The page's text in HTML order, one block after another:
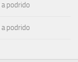
podrido
podrido